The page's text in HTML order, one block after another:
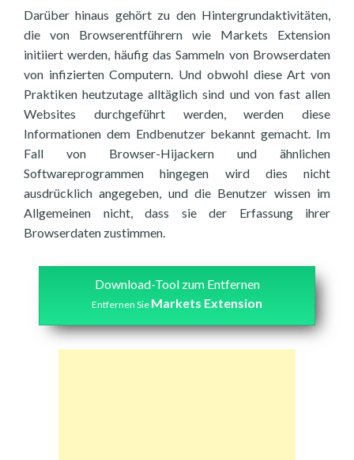
Darüber hinaus gehört zu den Hintergrundaktivitäten,
die von Browserentführern wie Markets Extension
initiiert werden, häufig das Sammeln von Browserdaten
von infizierten Computern. Und obwohl diese Art von
Praktiken heutzutage alltäglich sind und von fast allen
Websites durchgeführt werden, werden diese
Informationen dem Endbenutzer bekannt gemacht. Im
Fall von Browser-Hijackern und ähnlichen
Softwareprogrammen hingegen wird dies nicht
ausdrücklich angegeben, und die Benutzer wissen im
Allgemeinen nicht, dass sie der Erfassung ihrer
Browserdaten zustimmen.
Download-Tool zum Entfernen
Entfernen Sie Markets Extension